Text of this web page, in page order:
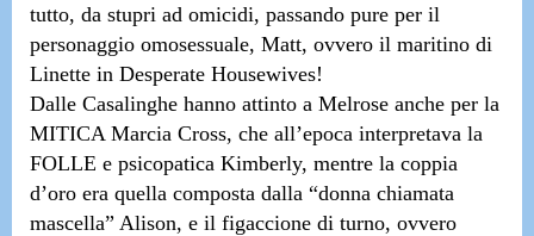
tutto, da stupri ad omicidi, passando pure per il
personaggio omosessuale, Matt, ovvero il maritino di
Linette in Desperate Housewives!
Dalle Casalinghe hanno attinto a Melrose anche per la
MITICA Marcia Cross, che all’epoca interpretava la
FOLLE e psicopatica Kimberly, mentre la coppia
d’oro era quella composta dalla “donna chiamata
mascella” Alison, e il figaccione di turno, ovvero